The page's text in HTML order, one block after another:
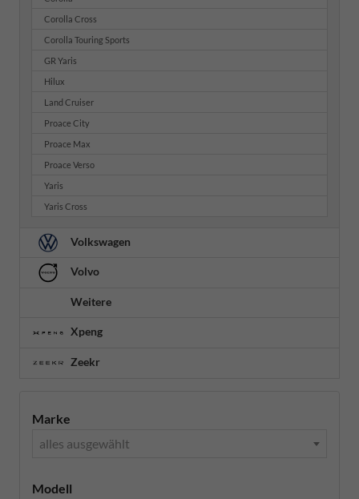
Corolla Cross
Corolla Touring Sports
GR Yaris
Hilux
Land Cruiser
Proace City
Proace Max
Proace Verso
Yaris
Yaris Cross
Volkswagen
Volvo
Weitere
Xpeng
Zeekr
Marke
alles ausgewählt
Modell